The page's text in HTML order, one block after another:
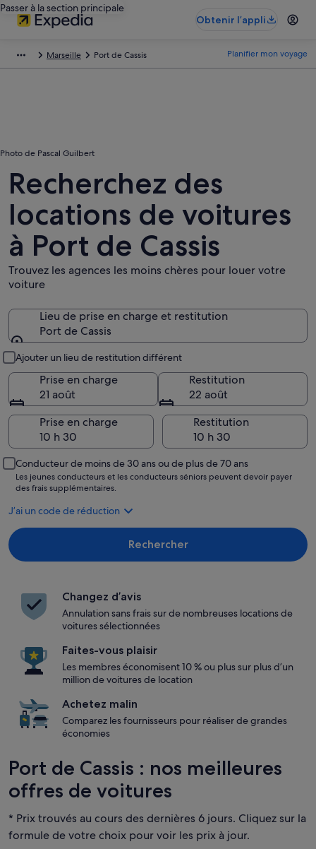
Passer à la section principale
Obtenir l’appli
Marseille Port de Cassis Planifier mon voyage
Photo de Pascal Guilbert
Recherchez des
locations de voitures
à Port de Cassis
Trouvez les agences les moins chères pour louer votre
voiture
Lieu de prise en charge et restitution
Port de Cassis
Ajouter un lieu de restitution différent
Prise en charge
21 août
Restitution
22 août
Prise en charge
Restitution
Conducteur de moins de 30 ans ou de plus de 70 ans
Les jeunes conducteurs et les conducteurs séniors peuvent devoir payer
des frais supplémentaires.
J’ai un code de réduction
Rechercher
Changez d’avis
Annulation sans frais sur de nombreuses locations de
voitures sélectionnées
Faites-vous plaisir
Les membres économisent 10 % ou plus sur plus d’un
million de voitures de location
Achetez malin
Comparez les fournisseurs pour réaliser de grandes
économies
Port de Cassis : nos meilleures
offres de voitures
* Prix trouvés au cours des dernières 6 jours. Cliquez sur la
formule de votre choix pour voir les prix à jour.